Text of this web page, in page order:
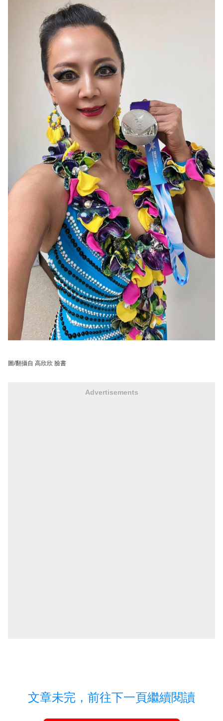
圖/翻攝自 高欣欣 臉書
Advertisements
文章未完，前往下一頁繼續閱讀